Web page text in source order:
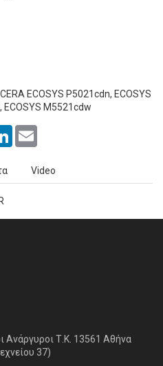
ECOSYS P5021cdn, ECOSYS
ECOSYS M5521cdw
LinkedIn
Video
Ανάργυροι Τ.Κ. 13561 Αθήνα
37)